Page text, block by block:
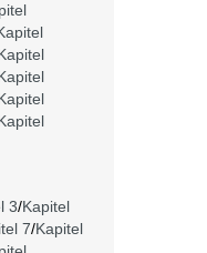
3/Kapitel
7/Kapitel